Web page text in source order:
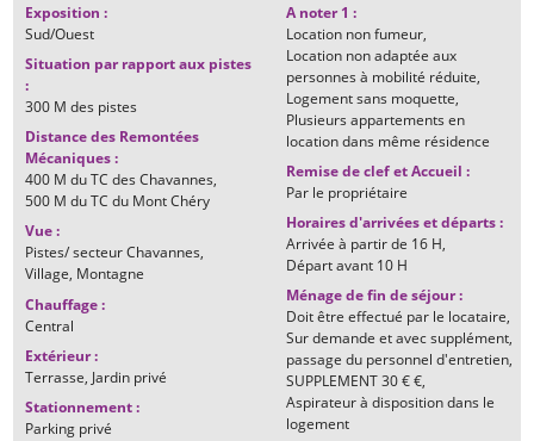
Exposition:
Sud/Ouest
Situation par rapport aux pistes
:
300 M des pistes
Distance des Remontées
Mécaniques:
400 M du TC des Chavannes
500 M du TC du Mont Chéry
Vue:
Pistes/ secteur Chavannes
Village Montagne
Chauffage:
Central
Extérieur:
Terrasse Jardin privé
Stationnement:
Parking privé
A noter 1 :
Location non fumeur
Location non adaptée aux
personnes à mobilité réduite
Logement sans moquette
Plusieurs appartements en
location dans même résidence
Remise de clef et Accueil :
Par le propriétaire
Horaires d'arrivées et départs:
Arrivée à partir de 16 H
Départ avant 10 H
Ménage de fin de séjour:
Doit être effectué par le locataire
Sur demande et avec supplément,
passage du personnel d'entretien
SUPPLEMENT30 € €
Aspirateur à disposition dans le
logement